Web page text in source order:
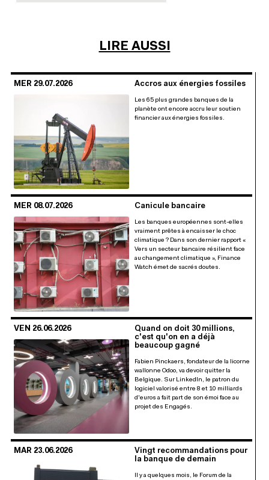
LIRE AUSSI
MER 29.07.2026 Accros aux énergies fossiles
Les 65 plus grandes banques de la
planète ont encore accru leur soutien
financier aux énergies fossiles.
MER 08.07.2026 Canicule bancaire
Les banques européennes sont-elles
vraiment prêtes à encaisser le choc
climatique ? Dans son dernier rapport «
Vers un secteur bancaire résilient face
au changement climatique », Finance
Watch émet de sacrés doutes.
VEN 26.06.2026
Quand on doit 30 millions,
c'est qu'on en a déjà
beaucoup gagné
Fabien Pinckaers, fondateur de la licorne
wallonne Odoo, va devoir quitter la
Belgique. Sur LinkedIn, le patron du
logiciel valorisé entre 8 et 10 milliards
d'euros a fait part de son émoi face au
projet des Engagés.
MAR 23.06.2026
Vingt recommandations pour
la banque de demain
Il y a quelques mois, le Forum de la